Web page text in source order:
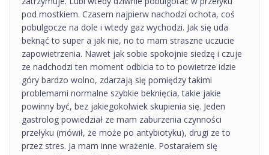
pod mostkiem. Czasem najpierw nachodzi ochota, coś
pobulgocze na dole i wtedy gaz wychodzi. Jak się uda
beknąć to super a jak nie, no to mam straszne uczucie
zapowietrzenia. Nawet jak sobie spokojnie siedzę i czuje
ze nadchodzi ten moment odbicia to to powietrze idzie
góry bardzo wolno, zdarzają się pomiędzy takimi
problemami normalne szybkie beknięcia, takie jakie
powinny być, bez jakiegokolwiek skupienia się. Jeden
gastrolog powiedział ze mam zaburzenia czynności
przełyku (mówił, że może po antybiotyku), drugi ze to
przez stres. Ja mam inne wrażenie. Postarałem się